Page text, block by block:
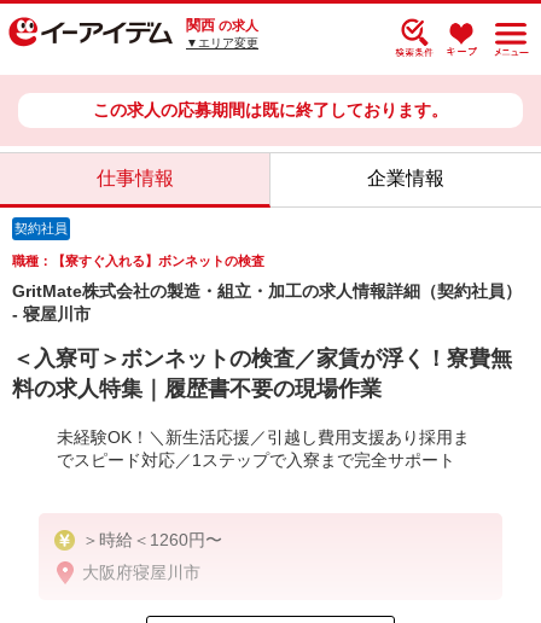
関西 の求人
▼エリア変更
この求人の応募期間は既に終了しております。
仕事情報 企業情報
契約社員
職種：【寮すぐ入れる】ボンネットの検査
GritMate株式会社の製造・組立・加工の求人情報詳細（契約社員）
- 寝屋川市
＜入寮可＞ボンネットの検査／家賃が浮く！寮費無
料の求人特集｜履歴書不要の現場作業
未経験OK！＼新生活応援／引越し費用支援あり採用ま
でスピード対応／1ステップで入寮まで完全サポート
＞時給＜1260円〜
大阪府寝屋川市